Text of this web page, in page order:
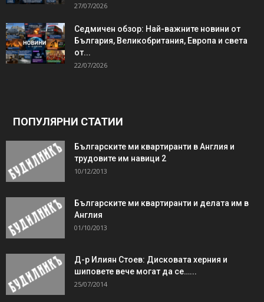
27/07/2026
Седмичен обзор: Най-важните новини от
България, Великобритания, Европа и света
от...
22/07/2026
ПОПУЛЯРНИ СТАТИИ
Българските ми квартиранти в Англия и
трудовите им навици 2
10/12/2013
Българските ми квартиранти и делата им в
Англия
01/10/2013
Д-р Илиян Стоев: Дисковата херния и
шиповете вече могат да се…...
25/07/2014